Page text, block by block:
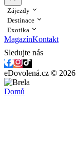
Zájezdy
Destinace
Exotika
MagazínKontakt
Sledujte nás
eDovolená.cz © 2026
Domů